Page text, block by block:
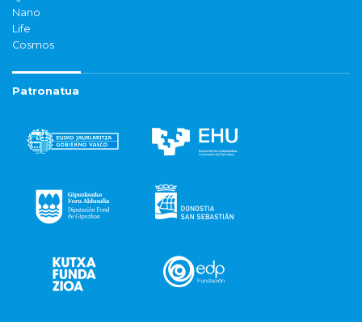
Nano
Life
Cosmos
Patronatua